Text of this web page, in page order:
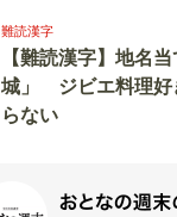
難読漢字
【難読漢字】地名
城」 ジビエ料理好
らない